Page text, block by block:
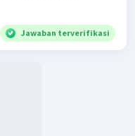
Jawaban terverifikasi